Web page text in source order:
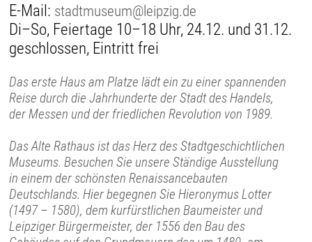
E-Mail: stadtmuseum@leipzig.de
Di–So, Feiertage 10–18 Uhr, 24.12. und 31.12.
geschlossen, Eintritt frei
Das erste Haus am Platze lädt ein zu einer spannenden
Reise durch die Jahrhunderte der Stadt des Handels,
der Messen und der friedlichen Revolution von 1989.
Das Alte Rathaus ist das Herz des Stadtgeschichtlichen
Museums. Besuchen Sie unsere Ständige Ausstellung
in einem der schönsten Renaissancebauten
Deutschlands. Hier begegnen Sie Hieronymus Lotter
(1497 – 1580), dem kurfürstlichen Baumeister und
Leipziger Bürgermeister, der 1556 den Bau des